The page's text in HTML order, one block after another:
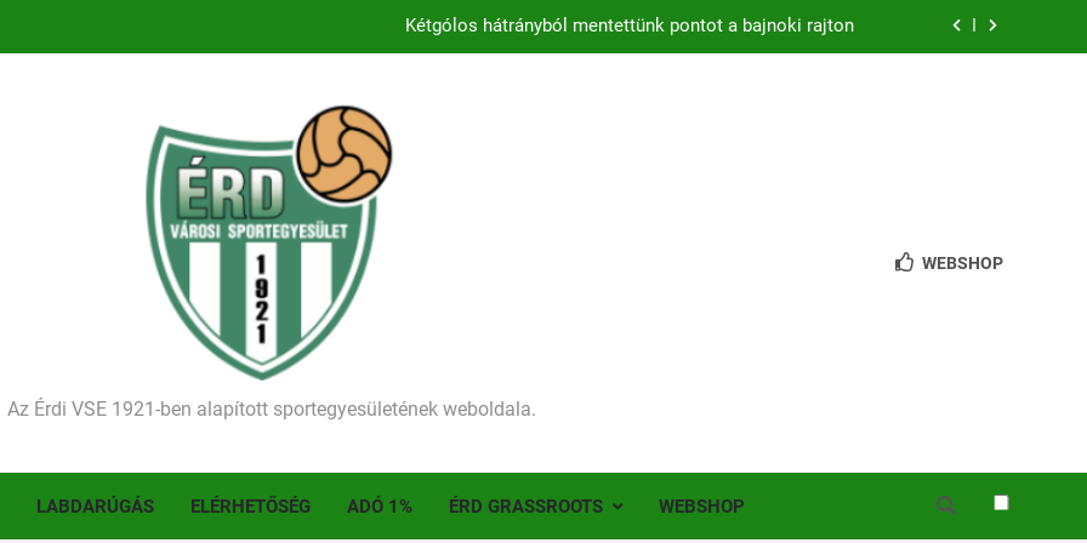
Kétgólos hátrányból mentettünk pontot a bajnoki rajton
Történelmet írt az I. Érdi Football Fesztivál – több mint 200 játékos lépett pályára Érden
Ellenfelünk visszalépése miatt játék nélkül jutottunk tovább a MOL Magyar Kupában
Kezdődik a 2026–2027-es szezon – hazai pályán rajtol az Érdi VSE!
Történelmet írt az I. Érdi Football Fesztivál – több mint 200 játékos lépett pályára Érden
Az Érdi VSE 1921-ben alapított sportegyesületének weboldala.
WEBSHOP
LABDARÚGÁS ELÉRHETŐSÉG ADÓ 1% ÉRD GRASSROOTS WEBSHOP